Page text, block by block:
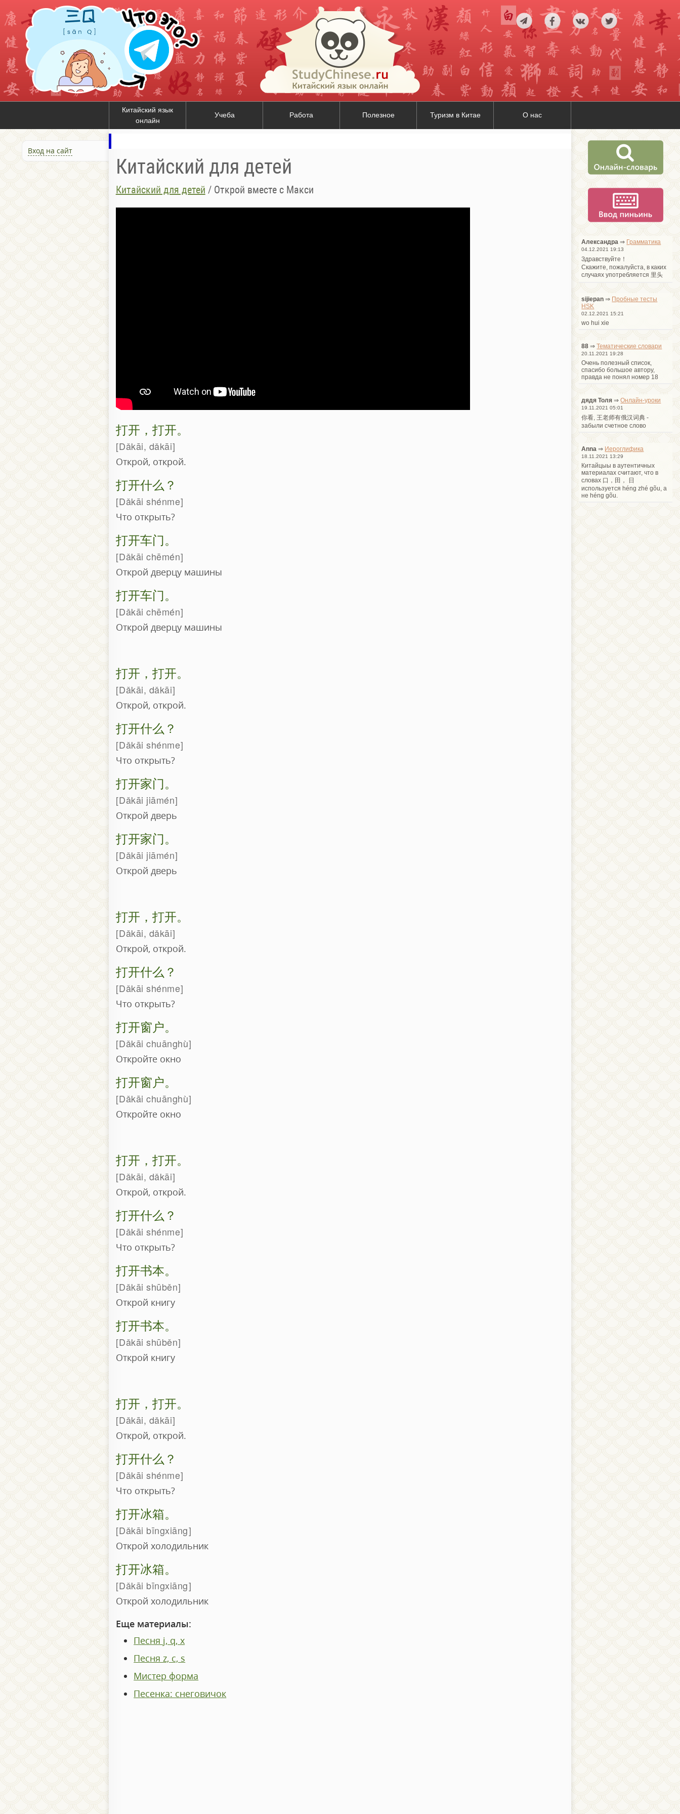
Китайский язык
онлайн
Учеба Работа Полезное Туризм в Китае О нас
Вход на сайт
Китайский для детей
Китайский для детей / Открой вместе с Макси
打开，打开。
Dǎkāi, dǎkāi
Открой, открой.
打开什么？
Dǎkāi shénme
Что открыть?
打开车门。
Dǎkāi chēmén
Открой дверцу машины
打开车门。
Dǎkāi chēmén
Открой дверцу машины
打开，打开。
Dǎkāi, dǎkāi
Открой, открой.
打开什么？
Dǎkāi shénme
Что открыть?
打开家门。
Dǎkāi jiāmén
Открой дверь
打开家门。
Dǎkāi jiāmén
Открой дверь
打开，打开。
Dǎkāi, dǎkāi
Открой, открой.
打开什么？
Dǎkāi shénme
Что открыть?
打开窗户。
Dǎkāi chuānghù
Откройте окно
打开窗户。
Dǎkāi chuānghù
Откройте окно
打开，打开。
Dǎkāi, dǎkāi
Открой, открой.
打开什么？
Dǎkāi shénme
Что открыть?
打开书本。
Dǎkāi shūběn
Открой книгу
打开书本。
Dǎkāi shūběn
Открой книгу
打开，打开。
Dǎkāi, dǎkāi
Открой, открой.
打开什么？
Dǎkāi shénme
Что открыть?
打开冰箱。
Dǎkāi bīngxiāng
Открой холодильник
打开冰箱。
Dǎkāi bīngxiāng
Открой холодильник
Еще материалы:
Песня j, q, x
Песня z, c, s
Мистер форма
Песенка: снеговичок
Александра ⇒ Грамматика
04.12.2021 19:13
Здравствуйте！
Cкажите, пожалуйста, в каких
случаях употребляется 里头
sijiepan ⇒ Пробные тесты
HSK
02.12.2021 15:21
wo hui xie
88 ⇒Тематические словари
20.11.2021 19:28
Очень полезный список,
спасибо большое автору,
правда не понял номер 18
дядя Толя ⇒Онлайн-уроки
19.11.2021 05:01
你看, 王老师有俄汉词典 -
забыли счетное слово
Anna ⇒ Иероглифика
18.11.2021 13:29
Китайцыы в аутентичных
материалах считают, что в
словах 口，田， 日
используется héng zhé gõu, а
не héng gõu.